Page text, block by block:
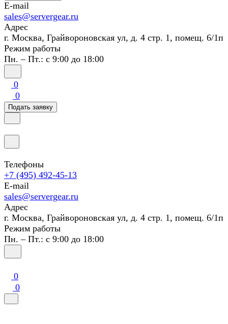
E-mail
sales@servergear.ru
Адрес
г. Москва, Грайвороновская ул, д. 4 стр. 1, помещ. 6/1п
Режим работы
Пн. – Пт.: с 9:00 до 18:00
0
0
Подать заявку
Телефоны
+7 (495) 492-45-13
E-mail
sales@servergear.ru
Адрес
г. Москва, Грайвороновская ул, д. 4 стр. 1, помещ. 6/1п
Режим работы
Пн. – Пт.: с 9:00 до 18:00
0
0